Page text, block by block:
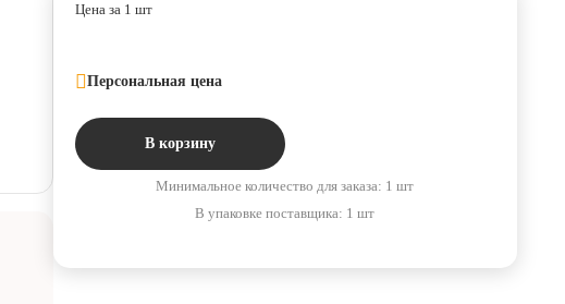
Цена за 1 шт
Персональная цена
В корзину
Минимальное количество для заказа: 1 шт
В упаковке поставщика: 1 шт